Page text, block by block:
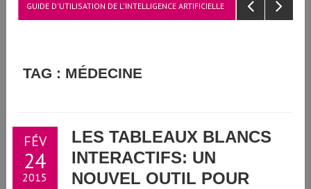
GUIDE D'UTILISATION DE L'INTELLIGENCE ARTIFICIELLE
TAG : MÉDECINE
FÉV
24
2015
LES TABLEAUX BLANCS
INTERACTIFS: UN
NOUVEL OUTIL POUR